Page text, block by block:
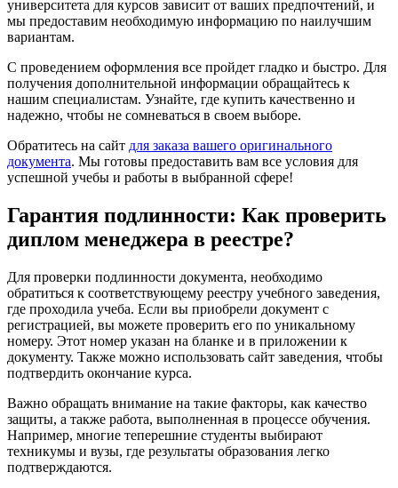
университета для курсов зависит от ваших предпочтений, и
мы предоставим необходимую информацию по наилучшим
вариантам.
С проведением оформления все пройдет гладко и быстро. Для
получения дополнительной информации обращайтесь к
нашим специалистам. Узнайте, где купить качественно и
надежно, чтобы не сомневаться в своем выборе.
Обратитесь на сайт для заказа вашего оригинального
документа. Мы готовы предоставить вам все условия для
успешной учебы и работы в выбранной сфере!
Гарантия подлинности: Как проверить
диплом менеджера в реестре?
Для проверки подлинности документа, необходимо
обратиться к соответствующему реестру учебного заведения,
где проходила учеба. Если вы приобрели документ с
регистрацией, вы можете проверить его по уникальному
номеру. Этот номер указан на бланке и в приложении к
документу. Также можно использовать сайт заведения, чтобы
подтвердить окончание курса.
Важно обращать внимание на такие факторы, как качество
защиты, а также работа, выполненная в процессе обучения.
Например, многие теперешние студенты выбирают
техникумы и вузы, где результаты образования легко
подтверждаются.